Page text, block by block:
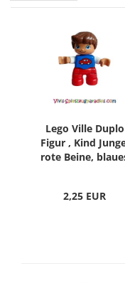
Lego Ville Duplo
Figur , Kind
rote Beine,
rotbraune Haare
2,25 EUR